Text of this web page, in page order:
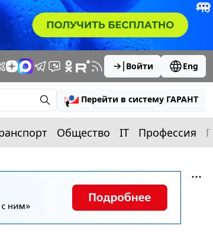
Войти Eng
Перейти в систему ГАРАНТ
Общество IT Профессия